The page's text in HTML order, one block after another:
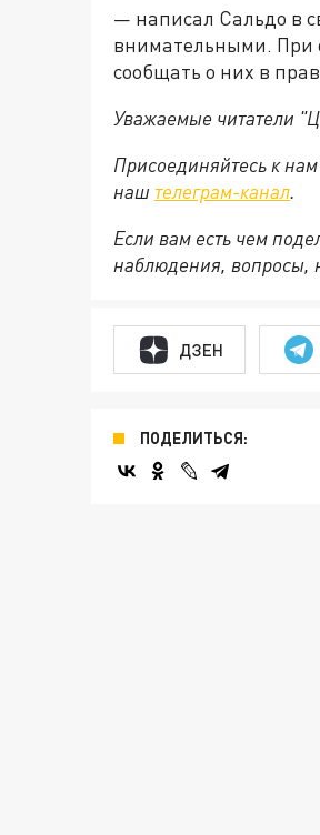
— написал Сальдо в
внимательными. При
сообщать о них в
Уважаемые читатели
Присоединяйтесь к
наш телеграм-канал.
Если вам есть чем
наблюдения, вопросы,
ДЗЕН
ПОДЕЛИТЬСЯ: